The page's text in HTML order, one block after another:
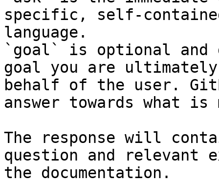
specific, self-
language.
`goal` is optional and
goal you are
behalf of the user.
answer towards what
The response will
question and relevant
the documentation.